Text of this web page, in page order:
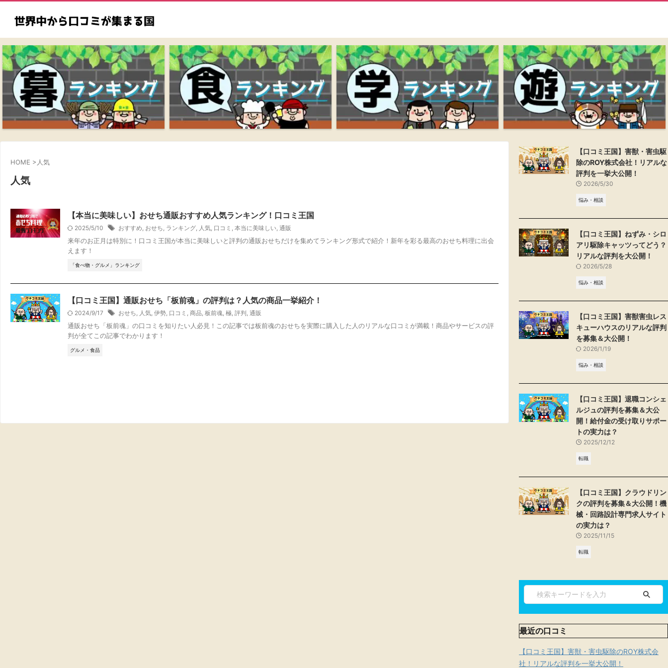
HOME > 人気
人気
【本当に美味しい】おせち通販おすすめ人気ランキング！口コミ王国
2025/5/10 おすすめ, おせち, ランキング, 人気, 口コミ , 本当に美味しい, 通販
来年のお正月は特別に！口コミ王国が本当に美味しいと評判の通販おせちだけを集めてランキング形式で紹介！新年を彩る最高のおせち料理に出会
えます！
「食べ物・グルメ」ランキング
【口コミ王国】通販おせち「板前魂」の評判は？人気の商品一挙紹介！
2024/9/17 おせち, 人気, 伊勢, 口コミ , 商品, 板前魂, 極, 評判, 通販
通販おせち「板前魂」の口コミを知りたい人必見！この記事では板前魂のおせちを実際に購入した人のリアルな口コミが満載！商品やサービスの評
判が全てこの記事でわかります！
グルメ・食品
【口コミ王国】害獣・害虫駆
除のROY株式会社！リアルな
評判を一挙大公開！
2026/5/30
悩み・相談
【口コミ王国】ねずみ・シロ
アリ駆除キャッツってどう？
リアルな評判を大公開！
2026/5/28
悩み・相談
【口コミ王国】害獣害虫レス
キューハウスのリアルな評判
を募集＆大公開！
2026/1/19
悩み・相談
【口コミ王国】退職コンシェ
ルジュの評判を募集＆大公
開！給付金の受け取りサポー
トの実力は？
2025/12/12
転職
【口コミ王国】クラウドリン
クの評判を募集＆大公開！機
械・回路設計専門求人サイト
の実力は？
2025/11/15
転職
最近の口コミ
【口コミ王国】害獣・害虫駆除のROY株式会
社！リアルな評判を一挙大公開！